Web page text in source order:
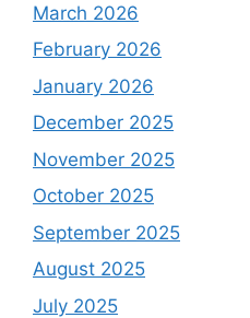
March 2026
February 2026
January 2026
December 2025
November 2025
October 2025
September 2025
August 2025
July 2025